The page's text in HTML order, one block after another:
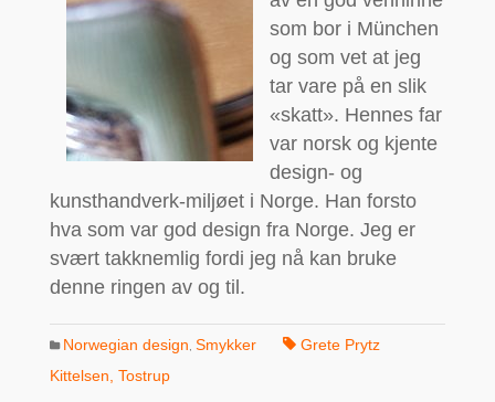
som bor i München
og som vet at jeg
tar vare på en slik
«skatt». Hennes far
var norsk og kjente
design- og
kunsthandverk-miljøet i Norge. Han forsto
hva som var god design fra Norge. Jeg er
svært takknemlig fordi jeg nå kan bruke
denne ringen av og til.
Norwegian design Smykker
Grete Prytz
Kittelsen Tostrup